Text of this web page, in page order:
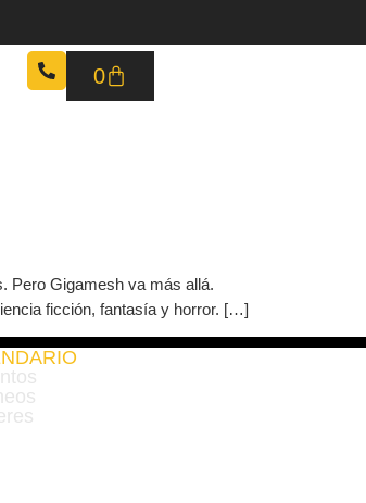
0
Pero Gigamesh va más allá.
ficción, fantasía y horror. […]